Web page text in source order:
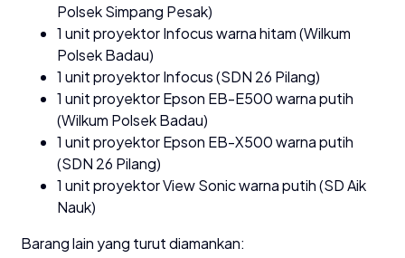
Polsek Simpang Pesak)
1 unit proyektor Infocus warna hitam (Wilkum
Polsek Badau)
1 unit proyektor Infocus (SDN 26 Pilang)
1 unit proyektor Epson EB-E500 warna putih
(Wilkum Polsek Badau)
1 unit proyektor Epson EB-X500 warna putih
(SDN 26 Pilang)
1 unit proyektor View Sonic warna putih (SD Aik
Nauk)
Barang lain yang turut diamankan: